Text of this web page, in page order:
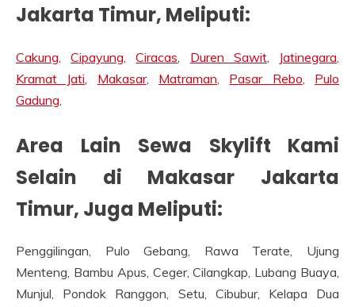
Jakarta Timur, Meliputi:
Cakung ,Cipayung ,Ciracas Duren Sawit, Jatinegara
Kramat Jati
Makasar, Matraman Pasar Rebo
Pulo
Gadung
Area Lain Sewa Skylift Kami
Selain di Makasar Jakarta
Timur, Juga Meliputi:
Penggilingan, Pulo Gebang, Rawa Terate, Ujung
Menteng, Bambu Apus, Ceger, Cilangkap, Lubang Buaya,
Munjul, Pondok Ranggon, Setu, Cibubur, Kelapa Dua